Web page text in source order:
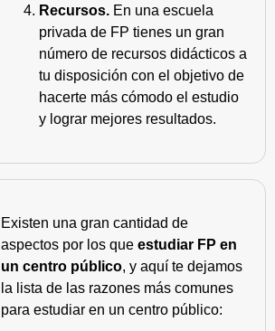
Recursos. En una escuela
privada de FP tienes un gran
número de recursos didácticos a
tu disposición con el objetivo de
hacerte más cómodo el estudio
y lograr mejores resultados.
Existen una gran cantidad de
aspectos por los que estudiar FP en
un centro público, y aquí te dejamos
la lista de las razones más comunes
para estudiar en un centro público: